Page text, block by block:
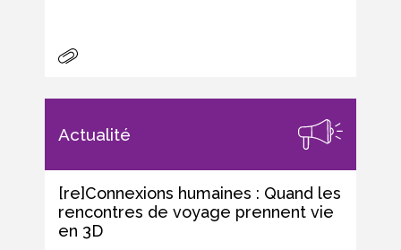
Actualité
[re]Connexions humaines : Quand les
rencontres de voyage prennent vie
en 3D